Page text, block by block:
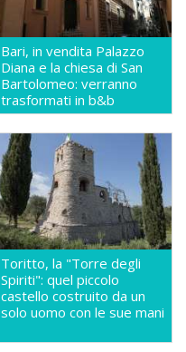
Bari, in vendita Palazzo
Diana e la chiesa di San
Bartolomeo: verranno
trasformati in b&b
Toritto, la "Torre degli
Spiriti": quel piccolo
castello costruito da un
solo uomo con le sue mani